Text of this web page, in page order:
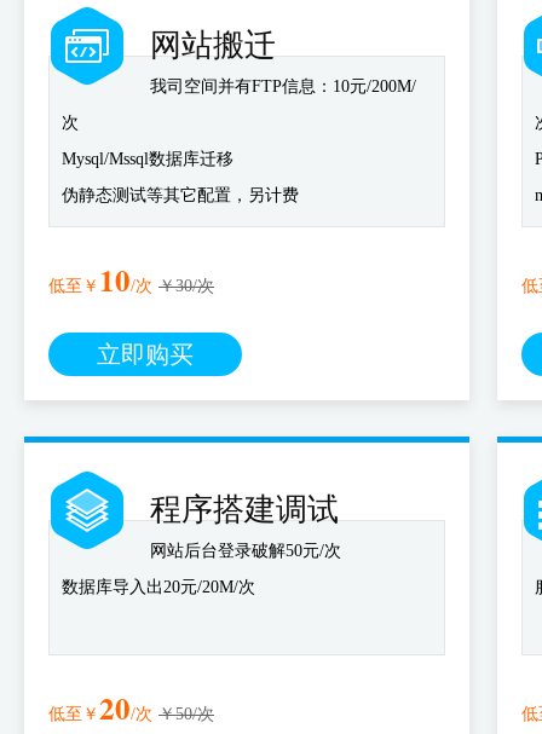
网站搬迁
我司空间并有FTP信息：10元/200M/
次
Mysql/Mssql数据库迁移
伪静态测试等其它配置，另计费
低至￥ 10/次 ￥30/次
立即购买
低
程序搭建调试
网站后台登录破解50元/次
数据库导入出20元/20M/次
低至￥ 20/次 ￥50/次 低